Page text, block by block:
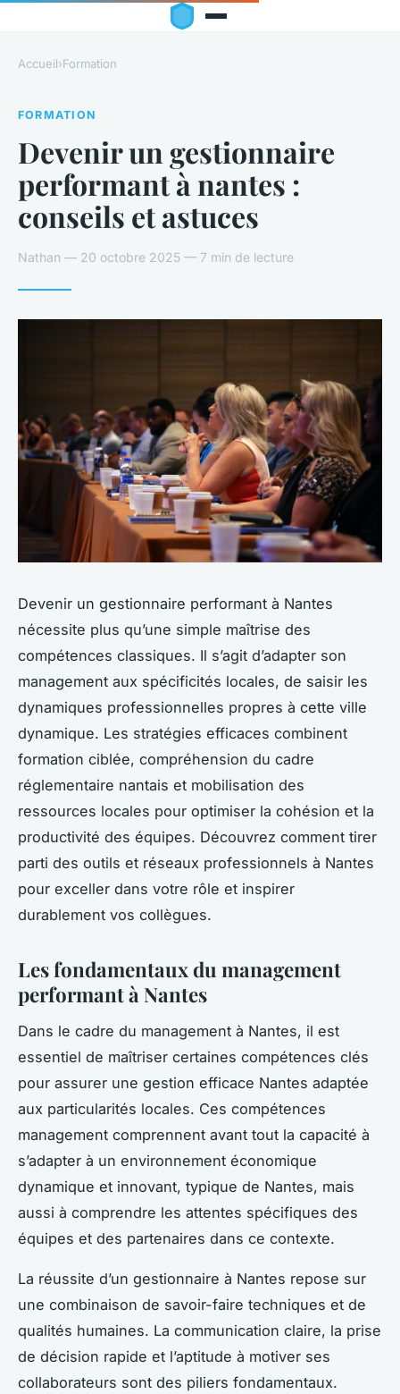
Accueil›Formation
FORMATION
Devenir un gestionnaire
performant à nantes :
conseils et astuces
Nathan — 20 octobre 2025 — 7 min de lecture
Devenir un gestionnaire performant à Nantes
nécessite plus qu’une simple maîtrise des
compétences classiques. Il s’agit d’adapter son
management aux spécificités locales, de saisir les
dynamiques professionnelles propres à cette ville
dynamique. Les stratégies efficaces combinent
formation ciblée, compréhension du cadre
réglementaire nantais et mobilisation des
ressources locales pour optimiser la cohésion et la
productivité des équipes. Découvrez comment tirer
parti des outils et réseaux professionnels à Nantes
pour exceller dans votre rôle et inspirer
durablement vos collègues.
Les fondamentaux du management
performant à Nantes
Dans le cadre du management à Nantes, il est
essentiel de maîtriser certaines compétences clés
pour assurer une gestion efficace Nantes adaptée
aux particularités locales. Ces compétences
management comprennent avant tout la capacité à
s’adapter à un environnement économique
dynamique et innovant, typique de Nantes, mais
aussi à comprendre les attentes spécifiques des
équipes et des partenaires dans ce contexte.
La réussite d’un gestionnaire à Nantes repose sur
une combinaison de savoir-faire techniques et de
qualités humaines. La communication claire, la prise
de décision rapide et l’aptitude à motiver ses
collaborateurs sont des piliers fondamentaux.